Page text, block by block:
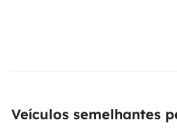
Veículos semelhantes